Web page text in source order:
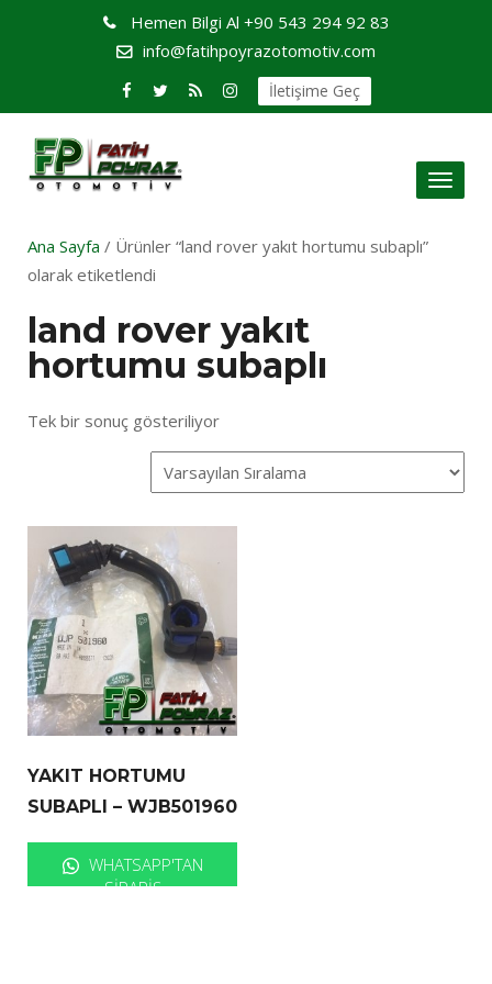
Hemen Bilgi Al +90 543 294 92 83
info@fatihpoyrazotomotiv.com
İletişime Geç
Toggle
Ana Sayfa / Ürünler “land rover yakıt hortumu subaplı”
olarak etiketlendi
land rover yakıt
hortumu subaplı
Tek bir sonuç gösteriliyor
YAKIT HORTUMU
SUBAPLI – WJB501960
WHATSAPP'TAN
SIPARIŞ